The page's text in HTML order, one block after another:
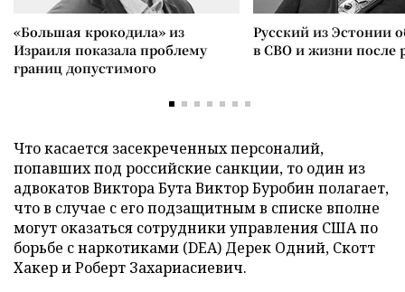
«Большая крокодила» из
Израиля показала проблему
границ допустимого
Русский из Эстонии
в СВО и жизни после
Что касается засекреченных персоналий,
попавших под российские санкции, то один из
адвокатов Виктора Бута Виктор Буробин полагает,
что в случае с его подзащитным в списке вполне
могут оказаться сотрудники управления США по
борьбе с наркотиками (DEA) Дерек Одний, Скотт
Хакер и Роберт Захариасиевич.